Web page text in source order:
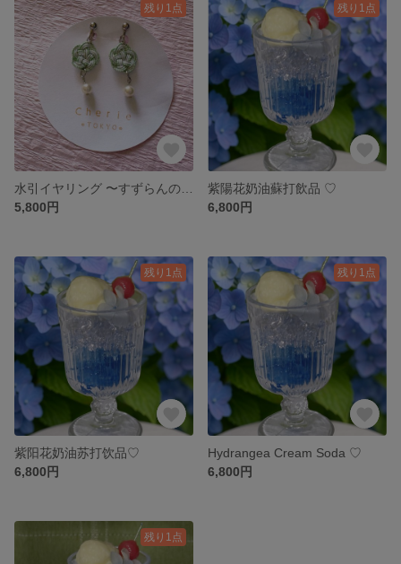
残り1点
5,800円
残り1点
紫陽花奶油蘇打飲品 ♡
6,800円
残り1点
紫阳花奶油苏打饮品♡
6,800円
残り1点
Hydrangea Cream Soda ♡
6,800円
残り1点